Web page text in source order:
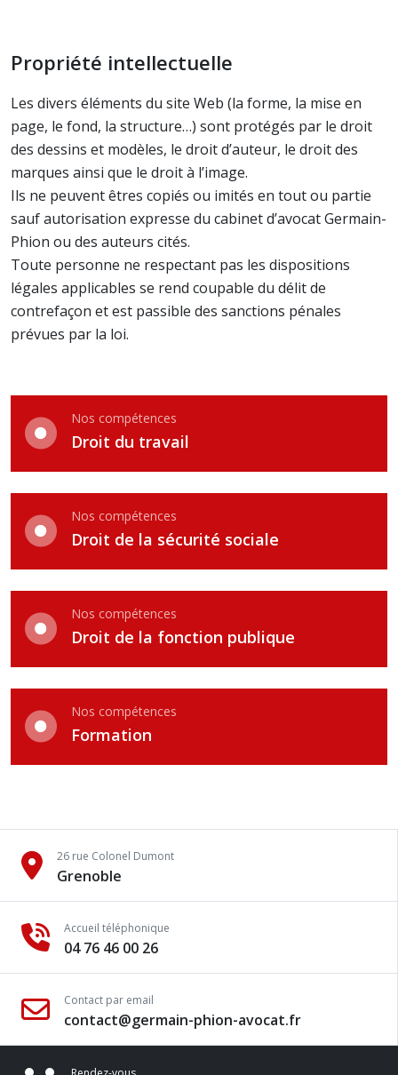
Propriété intellectuelle
Les divers éléments du site Web (la forme, la mise en
page, le fond, la structure…) sont protégés par le droit
des dessins et modèles, le droit d’auteur, le droit des
marques ainsi que le droit à l’image.
Ils ne peuvent êtres copiés ou imités en tout ou partie
sauf autorisation expresse du cabinet d’avocat Germain-
Phion ou des auteurs cités.
Toute personne ne respectant pas les dispositions
légales applicables se rend coupable du délit de
contrefaçon et est passible des sanctions pénales
prévues par la loi.
Nos compétences
Droit du travail
Nos compétences
Droit de la sécurité sociale
Nos compétences
Droit de la fonction publique
Nos compétences
Formation
26 rue Colonel Dumont
Grenoble
Accueil téléphonique
04 76 46 00 26
Contact par email
contact@germain-phion-avocat.fr